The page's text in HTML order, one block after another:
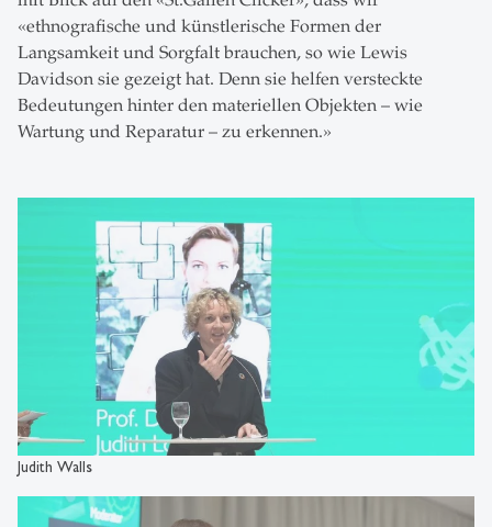
«ethnografische und künstlerische Formen der
Langsamkeit und Sorgfalt brauchen, so wie Lewis
Davidson sie gezeigt hat. Denn sie helfen versteckte
Bedeutungen hinter den materiellen Objekten – wie
Wartung und Reparatur – zu erkennen.»
Judith Walls